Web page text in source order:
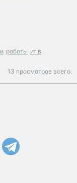
роботы ит в
13 просмотров всего.